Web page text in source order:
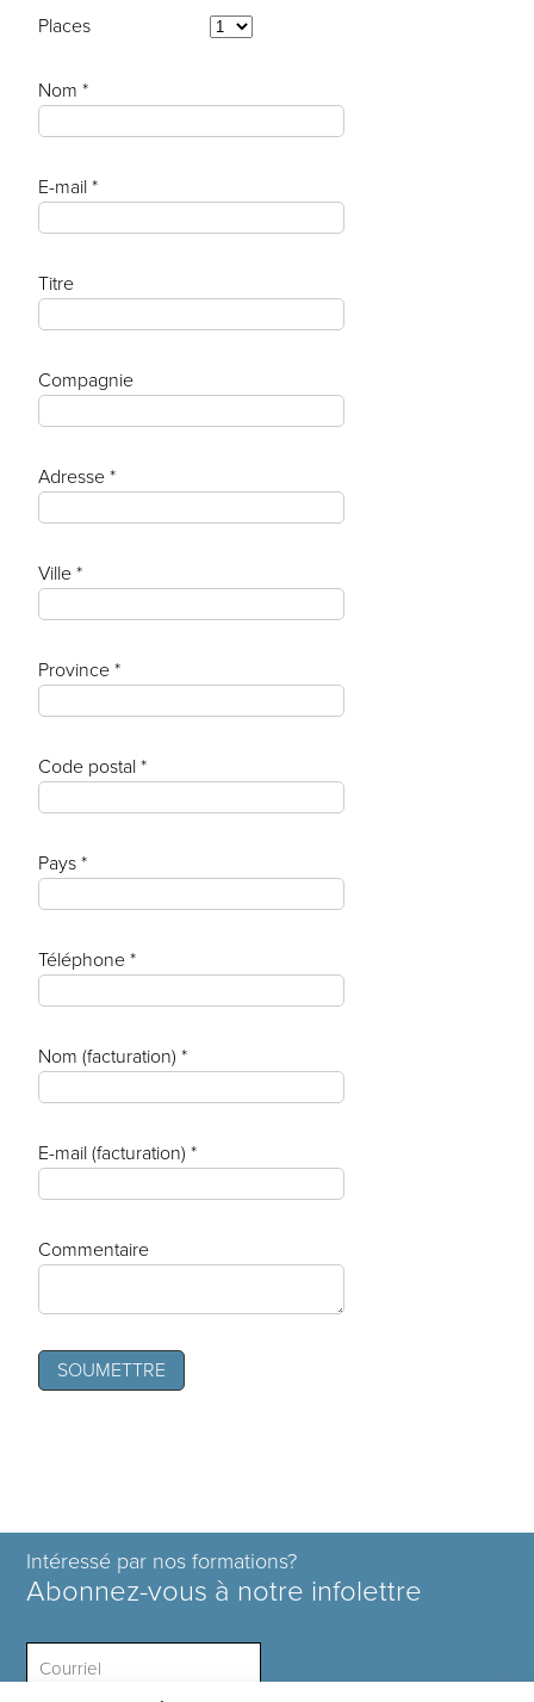
Places
Nom *
E-mail *
Titre
Compagnie
Adresse *
Ville *
Province *
Code postal *
Pays *
Téléphone *
Nom (facturation) *
E-mail (facturation) *
Commentaire
Intéressé par nos formations?
Abonnez-vous à notre infolettre